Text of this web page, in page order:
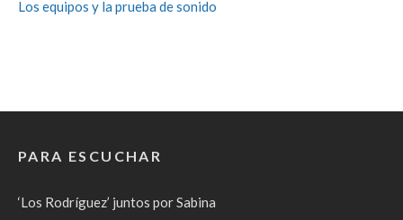
Los equipos y la prueba de sonido
PARA ESCUCHAR
‘Los Rodríguez’ juntos por Sabina